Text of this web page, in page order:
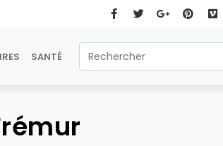
SANTÉ